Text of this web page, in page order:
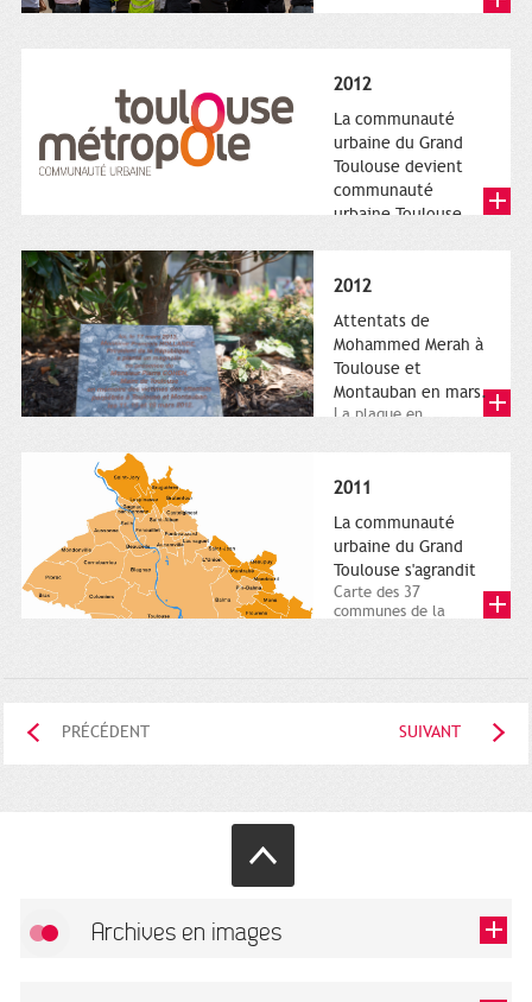
2012
La communauté
urbaine du Grand
Toulouse devient
communauté
urbaine Toulouse
Métropole,
représentant l'anneau
de Moëbius.
2012
Attentats de
Mohammed Merah à
Toulouse et
Montauban en mars.
La plaque en
Charles-de-Gaulle.
2011
La communauté
urbaine du Grand
Toulouse s'agrandit
Carte des 37
communes de la
PRÉCÉDENT SUIVANT
Archives en images